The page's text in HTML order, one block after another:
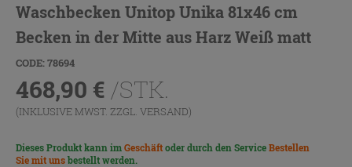
Waschbecken Unitop Unika 81x46 cm
Becken in der Mitte aus Harz Weiß matt
CODE: 78694
468,90 € /STK.
(INKLUSIVE MWST. ZZGL. VERSAND)
Dieses Produkt kann imGeschäftoder durch den ServiceBestellen
Sie mit unsbestellt werden.